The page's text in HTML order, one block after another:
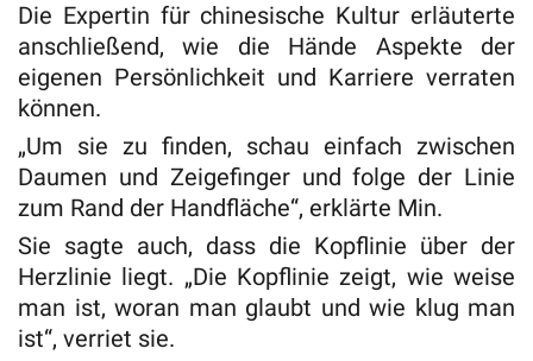
Die Expertin für chinesische Kultur erläuterte
anschließend, wie die Hände Aspekte der
eigenen Persönlichkeit und Karriere verraten
können.
„Um sie zu finden, schau einfach zwischen
Daumen und Zeigefinger und folge der Linie
zum Rand der Handfläche“, erklärte Min.
Sie sagte auch, dass die Kopflinie über der
Herzlinie liegt. „Die Kopflinie zeigt, wie weise
man ist, woran man glaubt und wie klug man
ist“, verriet sie.